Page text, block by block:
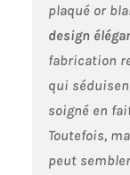
plaqué or
design
fabrication
qui
soigné en
Toutefois,
peut